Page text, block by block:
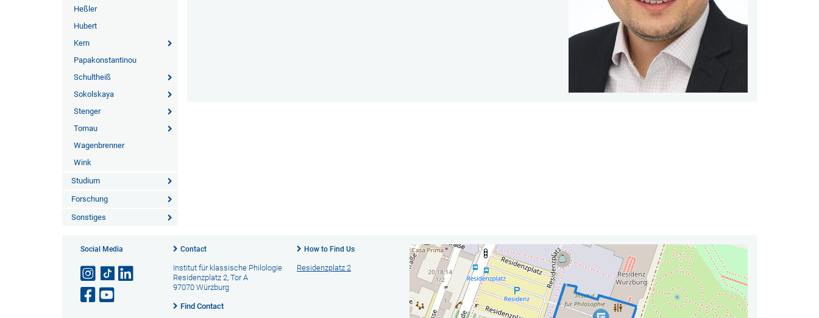
Heßler
Hubert
Kern
Papakonstantinou
Schultheiß
Sokolskaya
Stenger
Tornau
Wagenbrenner
Wink
Studium
Forschung
Sonstiges
Social Media Contact
Institut für klassische Philologie
Residenzplatz 2, Tor A
97070 Würzburg
Find Contact
How to Find Us
Residenzplatz 2